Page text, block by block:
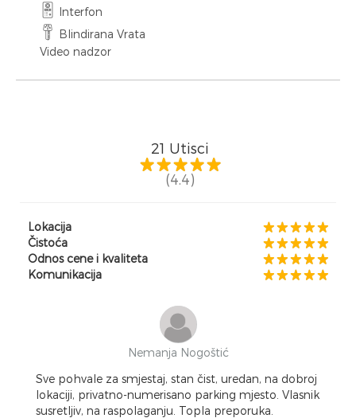
Interfon
Blindirana Vrata
Video nadzor
21 Utisci
(4.4)
Lokacija
Čistoća
Odnos cene i kvaliteta
Komunikacija
Nemanja Nogoštić
Sve pohvale za smjestaj, stan čist, uredan, na dobroj
lokaciji, privatno-numerisano parking mjesto. Vlasnik
susretljiv, na raspolaganju. Topla preporuka.